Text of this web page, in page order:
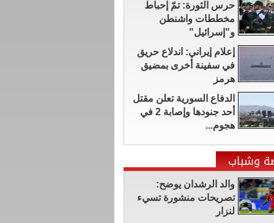
حرس الثورة: تمّ إحباط
مخططات واشنطن
و"إسرائيل"
إعلام إيراني: اندلاع حريق
في سفينة أخرى بمضيق
هرمز
الدفاع السورية تعلن مقتل
أحد جنودها وإصابة 2 في
هجوم...
وشباب
والد الرشدان يوضح:
تصريحات منشورة تسيء
لنزار